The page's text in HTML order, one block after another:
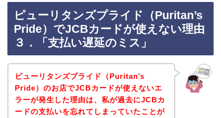
ピューリタンズプライド（Puritan’s
Pride）でJCBカードが使えない理由
３．「支払い遅延のミス」
ピューリタンズプライド（Puritan’s
Pride）のお店でJCBカードが使えないエ
ラーが発生した理由は、私が過去にJCBカ
ードの支払いを忘れてしまっていたことが